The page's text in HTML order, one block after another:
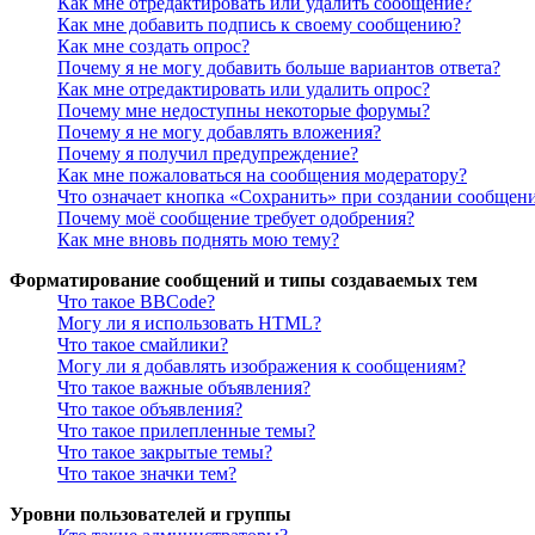
Как мне добавить подпись к своему сообщению?
Как мне создать опрос?
Почему я не могу добавить больше вариантов ответа?
Как мне отредактировать или удалить опрос?
Почему мне недоступны некоторые форумы?
Почему я не могу добавлять вложения?
Почему я получил предупреждение?
Как мне пожаловаться на сообщения модератору?
Что означает кнопка «Сохранить» при создании
Почему моё сообщение требует одобрения?
Как мне вновь поднять мою тему?
Форматирование сообщений и типы создаваемых тем
Что такое BBCode?
Могу ли я использовать HTML?
Что такое смайлики?
Могу ли я добавлять изображения к сообщениям?
Что такое важные объявления?
Что такое объявления?
Что такое прилепленные темы?
Что такое закрытые темы?
Что такое значки тем?
Уровни пользователей и группы